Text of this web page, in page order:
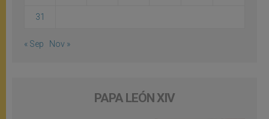
31
« Sep Nov »
PAPA LEÓN XIV